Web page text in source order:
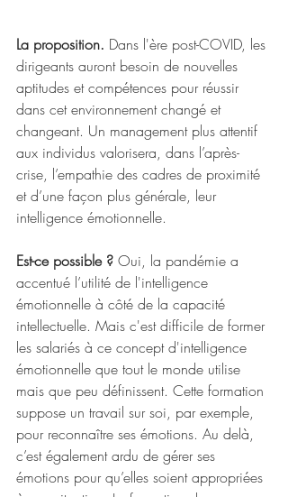
La proposition. Dans l'ère post-COVID, les
dirigeants auront besoin de nouvelles
aptitudes et compétences pour réussir
dans cet environnement changé et
changeant. Un management plus attentif
aux individus valorisera, dans l’après-
crise, l’empathie des cadres de proximité
et d’une façon plus générale, leur
intelligence émotionnelle.
Est-ce possible ? Oui, la pandémie a
accentué l’utilité de l'intelligence
émotionnelle à côté de la capacité
intellectuelle. Mais c'est difficile de former
les salariés à ce concept d'intelligence
émotionnelle que tout le monde utilise
mais que peu définissent. Cette formation
suppose un travail sur soi, par exemple,
pour reconnaître ses émotions. Au delà,
c’est également ardu de gérer ses
émotions pour qu’elles soient appropriées